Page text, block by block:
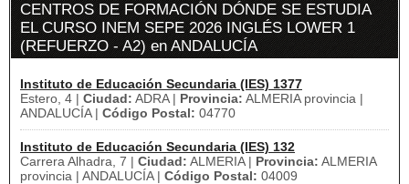
CENTROS DE FORMACIÓN DÓNDE SE ESTUDIA
EL CURSO INEM SEPE 2026 INGLÉS LOWER 1
(REFUERZO - A2) en ANDALUCÍA
Instituto de Educación Secundaria (IES) 1377
Estero, 4 | Ciudad: ADRA | Provincia: ALMERIA provincia |
ANDALUCÍA | Código Postal: 04770
Instituto de Educación Secundaria (IES) 132
Carrera Alhadra, 7 | Ciudad: ALMERIA | Provincia: ALMERIA
provincia | ANDALUCÍA | Código Postal: 04009